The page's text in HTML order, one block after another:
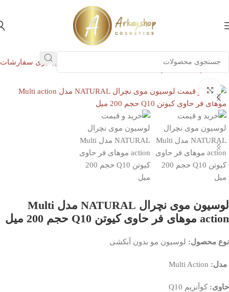
پیگیری سفارشات
مو تخصصی مو
بزرگنمایی تصویر
لوسیون موی نچرال NATURAL مدل Multi
action موهای فر حاوی کیوتن Q10 حجم 200 میل
نوع محصول: لوسیون مو بدون آبکشی
مدل:
حاوی: کوآنزیم Q10